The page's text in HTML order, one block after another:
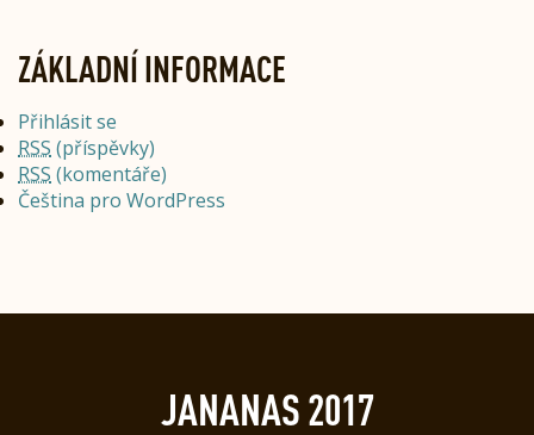
ZÁKLADNÍ INFORMACE
Přihlásit se
RSS (příspěvky)
RSS (komentáře)
Čeština pro WordPress
JANANAS 2017